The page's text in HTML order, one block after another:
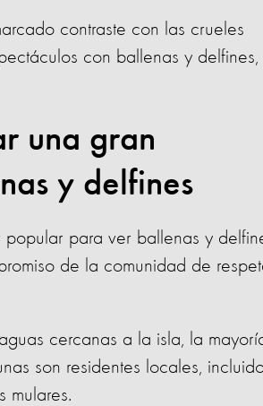
contraste con las crueles
con ballenas y delfines,
una gran
y delfines
popular para ver ballenas y
de la comunidad de
cercanas a la isla, la
son residentes locales,
mulares.